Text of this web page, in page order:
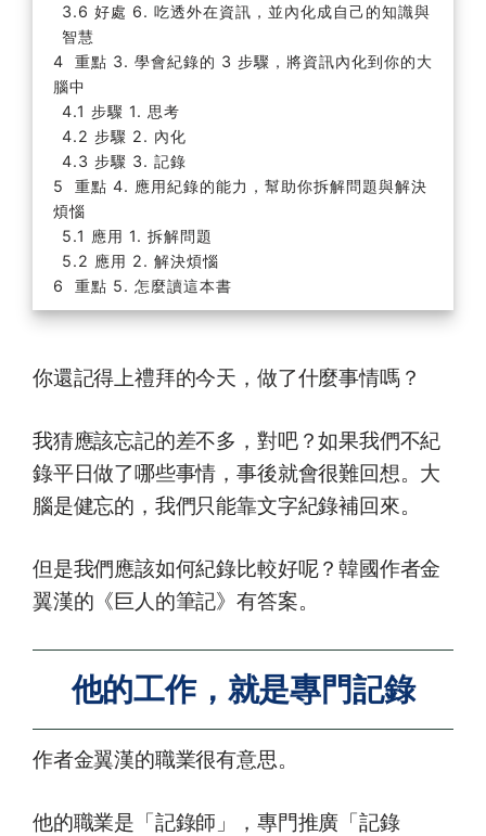
好處 6. 吃透外在資訊，並內化成自己的知識與
智慧
重點 3. 學會紀錄的 3 步驟，將資訊內化到你的大
腦中
步驟 1. 思考
步驟 2. 內化
步驟 3. 記錄
重點 4. 應用紀錄的能力，幫助你拆解問題與解決
煩惱
應用 1. 拆解問題
應用 2. 解決煩惱
重點 5. 怎麼讀這本書
你還記得上禮拜的今天，做了什麼事情嗎？
我猜應該忘記的差不多，對吧？如果我們不紀
錄平日做了哪些事情，事後就會很難回想。大
腦是健忘的，我們只能靠文字紀錄補回來。
但是我們應該如何紀錄比較好呢？韓國作者金
翼漢的《巨人的筆記》有答案。
他的工作，就是專門記錄
作者金翼漢的職業很有意思。
他的職業是「記錄師」，專門推廣「記錄